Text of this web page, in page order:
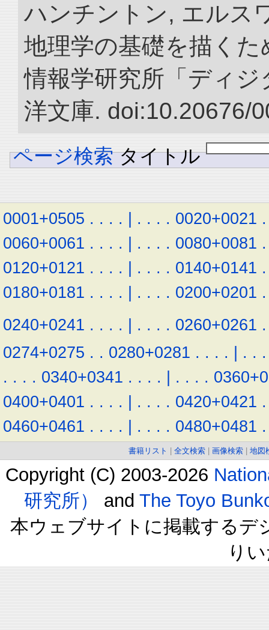
ハンチントン, エルス
地理学の基礎を描くた
情報学研究所「ディ
洋文庫. doi:10.20676/
ページ検索 タイトル
0001+0505 . . . . | . . . . 0020+0021 .
0060+0061 . . . . | . . . . 0080+0081 .
0120+0121 . . . . | . . . . 0140+0141 .
0180+0181 . . . . | . . . . 0200+0201 .
0240+0241 . . . . | . . . . 0260+0261 .
0274+0275 . . 0280+0281 . . . . | . . .
. . . . 0340+0341 . . . . | . . . .
0400+0401 . . . . | . . . . 0420+0421 .
0460+0461 . . . . | . . . . 0480+0481 .
書籍リスト 全文検索 画像検索 地図
Copyright (C) 2003-2026
研究所）
and The Toyo
本ウェブサイトに掲載するデ
り